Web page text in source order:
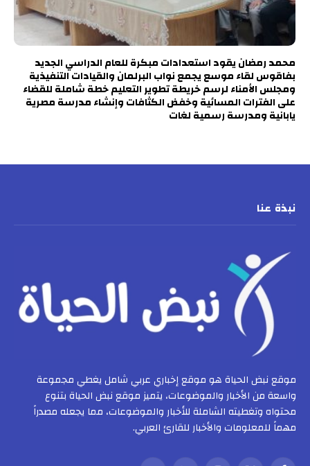
محمد رمضان يقود استعدادات مبكرة للعام الدراسي الجديد
بفاقوس لقاء موسع يجمع نواب البرلمان والقيادات التنفيذية
ومجلس الأمناء لرسم خريطة تطوير التعليم خطة شاملة للقضاء
على الفترات المسائية وخفض الكثافات وإنشاء مدرسة مصرية
يابانية ومدرسة رسمية لغات
نبذة عنا
موقع نبض الحياة هو موقع إخباري عربي شامل يغطي مجموعة
واسعة من الأخبار والموضوعات، يتميز موقع نبض الحياة بتنوع
محتواه وتغطيته الشاملة للأخبار والموضوعات، مما يجعله مصدراً
مهماً للمعلومات والأخبار للقارئ العربي.